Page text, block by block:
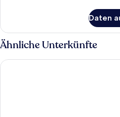
Triple
Room
With
Balcony
Daten
Ähnliche Unterkünfte
Hotel Komorni Hurka